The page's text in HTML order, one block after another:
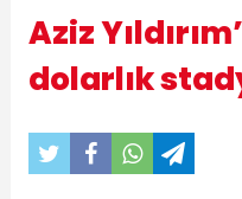
Aziz
dolarlık